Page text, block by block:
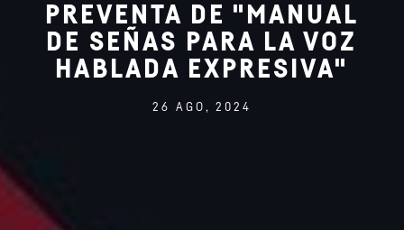
PREVENTA DE "MANUAL
DE SEÑAS PARA LA VOZ
HABLADA EXPRESIVA"
26 AGO, 2024